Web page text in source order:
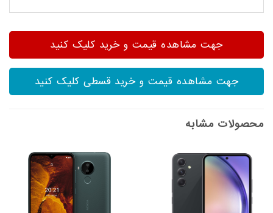
جهت مشاهده قیمت و خرید کلیک کنید
جهت مشاهده قیمت و خرید قسطی کلیک کنید
محصولات مشابه